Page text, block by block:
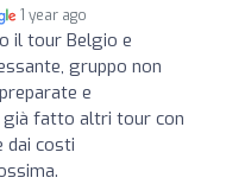
1 year ago
il tour Belgio e
gruppo non
e
già fatto altri tour con
dai costi